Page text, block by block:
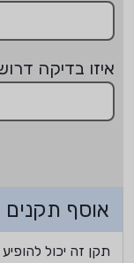
איזו בדיקה
אוסף תקנים
תקן זה יכול